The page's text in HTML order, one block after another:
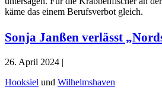
käme das einem Berufsverbot gleich.
Sonja Janßen verlässt
26. April 2024 |
Hooksiel und Wilhelmshaven